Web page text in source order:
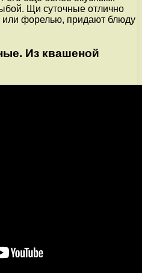
Щи суточные отлично
или форелью, придают блюду
Из квашеной